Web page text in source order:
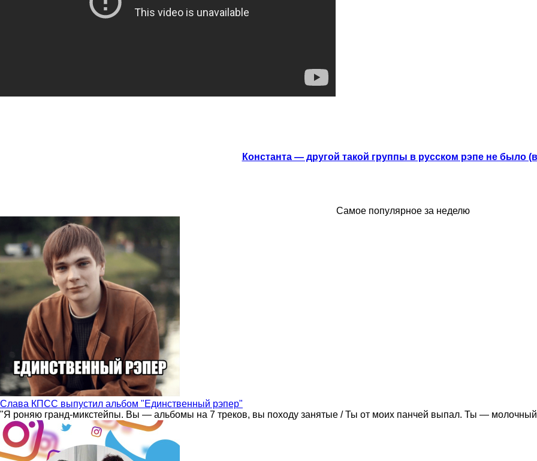
Константа — другой такой группы в русском рэпе не было
Самое популярное за неделю
Слава КПСС выпустил альбом "Единственный рэпер"
"Я роняю гранд-микстейпы. Вы — альбомы на 7 треков, вы походу занятые / Ты от моих панчей выпал. Ты —